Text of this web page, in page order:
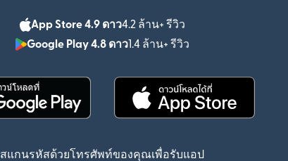
App Store 4.9 ดาว4.2 ล้าน+ รีวิว
(เปิดในหน้าต่างใหม่)
Google Play 4.8 ดาว1.4 ล้าน+ รีวิว
(เปิดในหน้าต่างใหม่)
สแกนรหัสด้วยโทรศัพท์ของคุณเพื่อรับแอป